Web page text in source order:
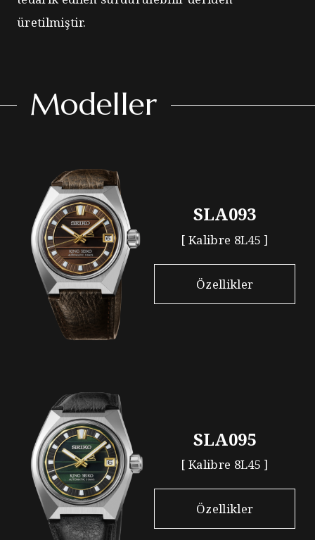
üretilmiştir.
Modeller
SLA093
[ Kalibre 8L45 ]
Özellikler
SLA095
[ Kalibre 8L45 ]
Özellikler